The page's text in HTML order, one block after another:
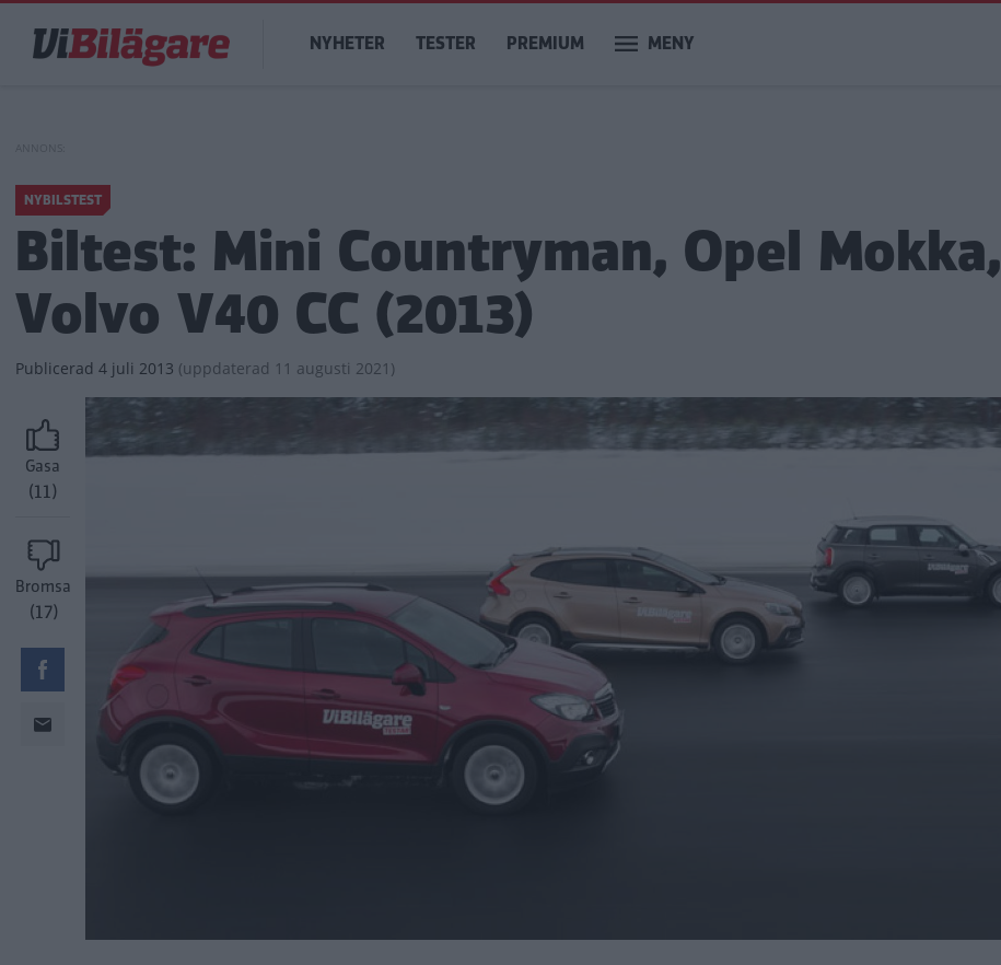
huvudinnehåll
Main
navigation
NYHETER TESTER PREMIUM MENY
NYBILSTEST
Biltest: Mini Countryman, Opel Mokka,
Volvo V40 CC (2013)
Publicerad 4 juli 2013 (uppdaterad 11 augusti 2021)
Gasa
(11)
Bromsa
(17)